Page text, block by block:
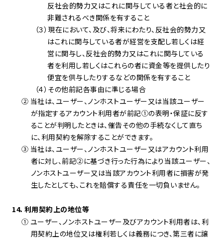
反社会的勢力又はこれに関与している者と社会的に
非難されるべき関係を有すること
（３）現在において、及び、将来にわたり、反社会的勢力又
はこれに関与している者が経営を支配し若しくは経
営に関与し、反社会的勢力又はこれに関与している
者を利用し若しくはこれらの者に資金等を提供したり
便宜を供与したりするなどの関係を有すること
（４）その他前記各事由に準じる場合
② 当社は、ユーザー、ノンホストユーザー又は当該ユーザー
が指定するアカウント利用者が前記①の表明・保証に反す
ることが判明したときは、催告その他の手続なくして直ち
に、利用契約を解除することができます。
③ 当社は、ユーザー、ノンホストユーザー又はアカウント利用
者に対し、前記②に基づき行った行為により当該ユーザー、
ノンホストユーザー又は当該アカウント利用者に損害が発
生したとしても、これを賠償する責任を一切負いません。
14．利用契約上の地位等
① ユーザー、ノンホストユーザー及びアカウント利用者は、利
用契約上の地位又は権利若しくは義務につき、第三者に譲